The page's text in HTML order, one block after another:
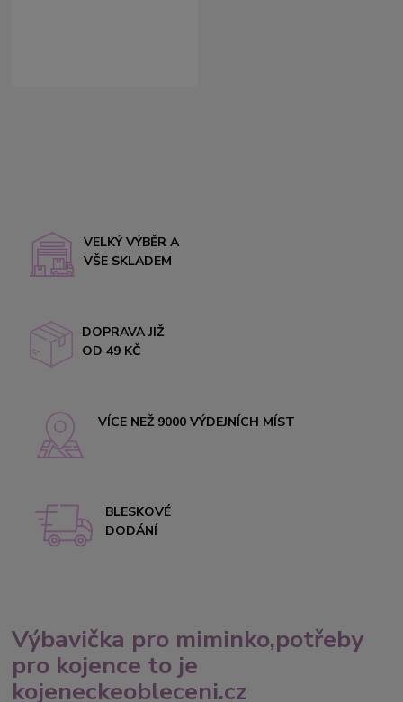
VELKÝ VÝBĚR A
VŠE SKLADEM
DOPRAVA JIŽ
OD 49 KČ
VÍCE NEŽ 9000 VÝDEJNÍCH MÍST
BLESKOVÉ
DODÁNÍ
Výbavička pro miminko,potřeby
pro kojence to je
kojeneckeobleceni.cz